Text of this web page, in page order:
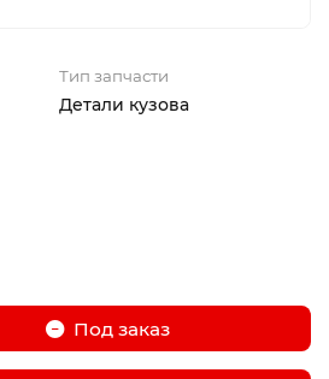
Тип запчасти
Детали кузова
Под заказ